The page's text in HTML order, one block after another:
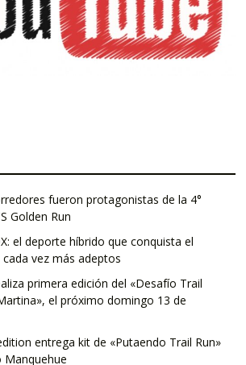
fueron protagonistas de la 4°
Golden Run
el deporte híbrido que conquista el
vez más adeptos
primera edición del «Desafío Trail
el próximo domingo 13 de
entrega kit de «Putaendo Trail Run»